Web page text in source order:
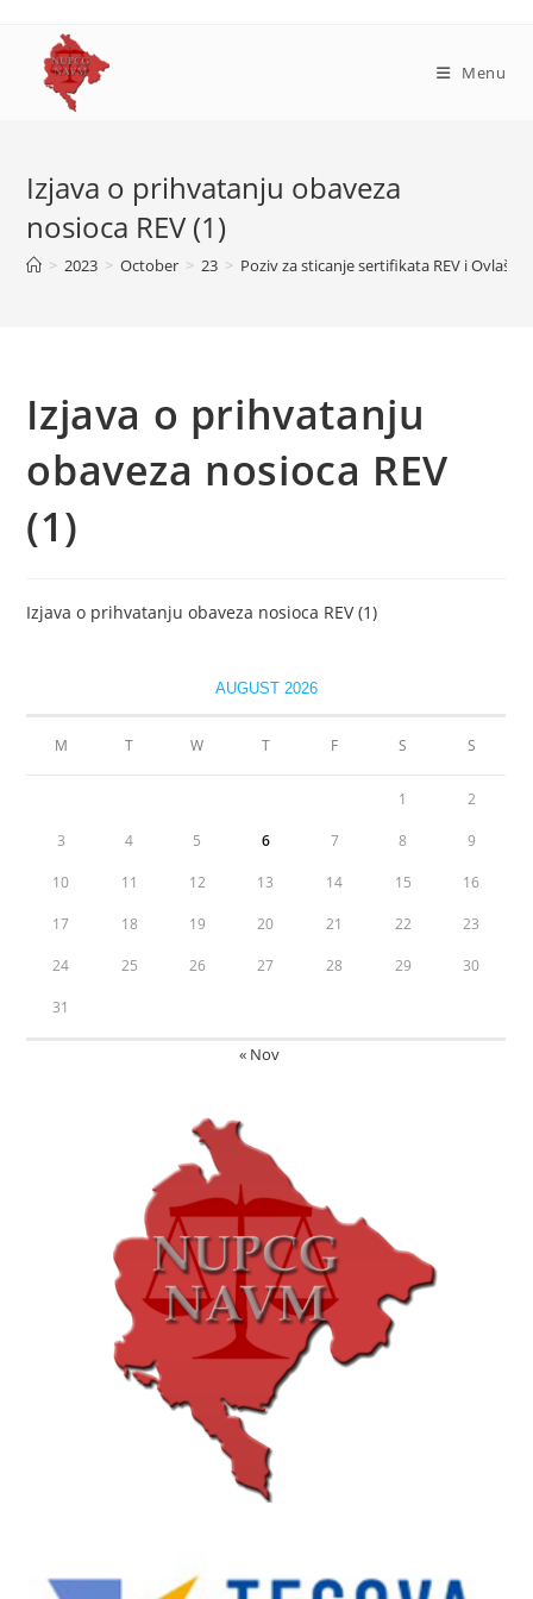
content
Menu
Izjava o prihvatanju obaveza
nosioca REV (1)
> 2023 > October > 23 > Poziv za sticanje sertifikata REV i
Izjava o prihvatanju
obaveza nosioca REV
(1)
Izjava o prihvatanju obaveza nosioca REV (1)
AUGUST 2026
M T W T F S S
1 2
3 4 5 6 7 8 9
10 11 12 13 14 15 16
17 18 19 20 21 22 23
24 25 26 27 28 29 30
31
« Nov